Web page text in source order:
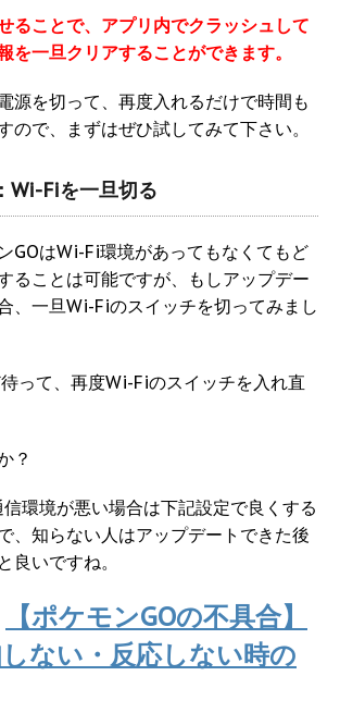
ることで、アプリ内でクラッシュして
を一旦クリアすることができます。
源を切って、再度入れるだけで時間も
ので、まずはぜひ試してみて下さい。
Wi-Fiを一旦切る
GOはWi-Fi環境があってもなくてもど
ることは可能ですが、もしアップデー
、一旦Wi-Fiのスイッチを切ってみまし
って、再度Wi-Fiのスイッチを入れ直
？
環境が悪い場合は下記設定で良くする
、知らない人はアップデートできた後
良いですね。
【ポケモンGOの不具合】
しない・反応しない時の